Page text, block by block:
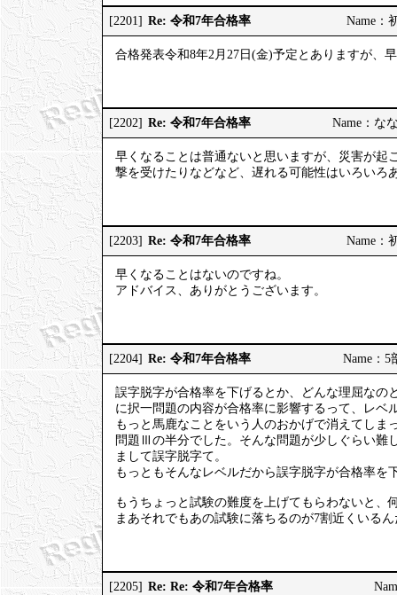
[2201] Re: 令和7年合格率 Name：
合格発表令和8年2月27日(金)予定とありますが、
[2202] Re: 令和7年合格率 Name：な
早くなることは普通ないと思いますが、災害が起
撃を受けたりなどなど、遅れる可能性はいろいろ
[2203] Re: 令和7年合格率 Name：
早くなることはないのですね。
アドバイス、ありがとうございます。
[2204] Re: 令和7年合格率 Name：
誤字脱字が合格率を下げるとか、どんな理屈なの
に択一問題の内容が合格率に影響するって、レベ
もっと馬鹿なことをいう人のおかげで消えてし
問題Ⅲの半分でした。そんな問題が少しぐらい難
まして誤字脱字て。
もっともそんなレベルだから誤字脱字が合格率
もうちょっと試験の難度を上げてもらわないと、
まあそれでもあの試験に落ちるのが7割近くいる
[2205] Re: Re: 令和7年合格率